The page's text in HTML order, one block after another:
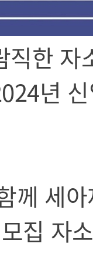
직한
년
께 세
집 자